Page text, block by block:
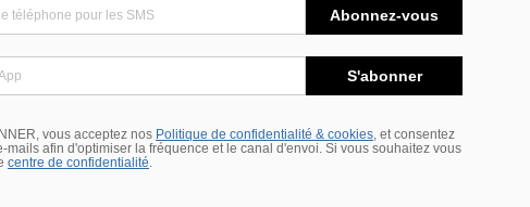
Abonnez-vous
S'abonner
vous acceptez nos Politique de confidentialité & cookies, et consentez
afin d'optimiser la fréquence et le canal d'envoi. Si vous souhaitez vous
centre de confidentialité.